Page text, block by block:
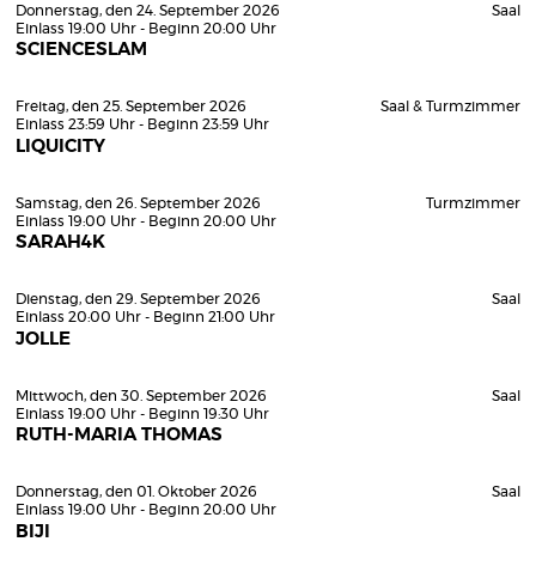
Donnerstag, den 24. September 2026
Einlass 19:00 Uhr - Beginn 20:00 Uhr
SCIENCESLAM
Saal
Freitag, den 25. September 2026
Einlass 23:59 Uhr - Beginn 23:59 Uhr
LIQUICITY
Saal & Turmzimmer
Samstag, den 26. September 2026
Einlass 19:00 Uhr - Beginn 20:00 Uhr
SARAH4K
Turmzimmer
Dienstag, den 29. September 2026
Einlass 20:00 Uhr - Beginn 21:00 Uhr
JOLLE
Saal
Mittwoch, den 30. September 2026
Einlass 19:00 Uhr - Beginn 19:30 Uhr
RUTH-MARIA THOMAS
Saal
Donnerstag, den 01. Oktober 2026
Einlass 19:00 Uhr - Beginn 20:00 Uhr
BIJI
Saal